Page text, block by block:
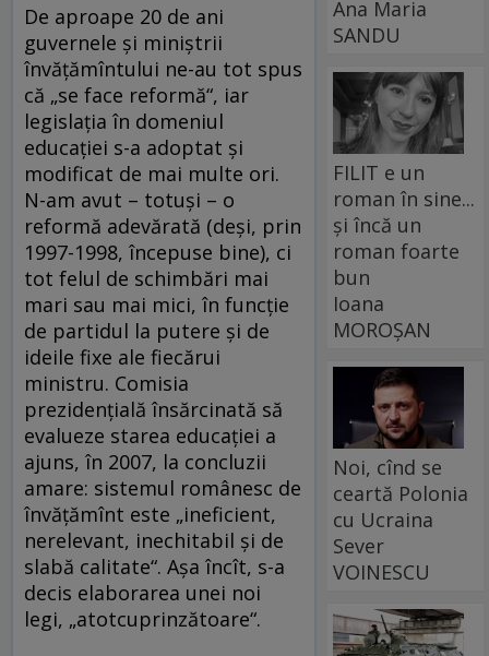
De aproape 20 de ani
guvernele şi miniştrii
învăţămîntului ne-au tot spus
că „se face reformă“, iar
legislaţia în domeniul
educaţiei s-a adoptat şi
modificat de mai multe ori.
N-am avut – totuşi – o
reformă adevărată (deşi, prin
1997-1998, începuse bine), ci
tot felul de schimbări mai
mari sau mai mici, în funcţie
de partidul la putere şi de
ideile fixe ale fiecărui
ministru. Comisia
prezidenţială însărcinată să
evalueze starea educaţiei a
ajuns, în 2007, la concluzii
amare: sistemul românesc de
învăţămînt este „ineficient,
nerelevant, inechitabil şi de
slabă calitate“. Aşa încît, s-a
decis elaborarea unei noi
legi, „atotcuprinzătoare“.
Ana Maria
SANDU
FILIT e un
roman în sine...
și încă un
roman foarte
bun
Ioana
MOROȘAN
Noi, cînd se
ceartă Polonia
cu Ucraina
Sever
VOINESCU